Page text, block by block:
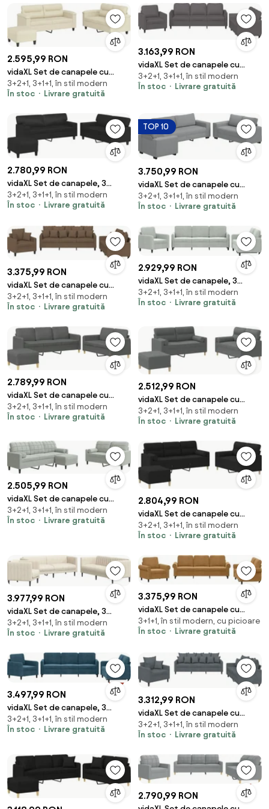
2.595,99 RON
vidaXL Set de canapele cu
perne, 3 piese, crem, piele
ecologică
3+2+1, 3+1+1, în stil modern
În stoc
Livrare gratuită
3.163,99 RON
vidaXL Set de canapele cu
perne, 3 piese, gri, piele
ecologică
3+2+1, 3+1+1, în stil modern
În stoc
Livrare gratuită
2.780,99 RON
vidaXL Set de canapele, 3
piese, negru, piele ecologică
3+2+1, 3+1+1, în stil modern
În stoc
Livrare gratuită
TOP 10
3.750,99 RON
vidaXL Set de canapele cu
perne, 3 piese, gri deschis,
textil
3+2+1, 3+1+1, în stil modern
În stoc
Livrare gratuită
3.375,99 RON
vidaXL Set de canapele cu
perne, 3 piese, maro, textil
3+2+1, 3+1+1, în stil modern
În stoc
Livrare gratuită
2.929,99 RON
vidaXL Set de canapele, 3
piese, gri deschis, catifea
3+2+1, 3+1+1, în stil modern
În stoc
Livrare gratuită
2.789,99 RON
vidaXL Set de canapele cu
perne, 3 piese, gri închis, textil
3+2+1, 3+1+1, în stil modern
În stoc
Livrare gratuită
2.512,99 RON
vidaXL Set de canapele cu
perne, 3 piese, gri închis, textil
3+2+1, 3+1+1, în stil modern
În stoc
Livrare gratuită
2.505,99 RON
vidaXL Set de canapele cu
perne, 3 piese, gri deschis,
catifea
3+2+1, 3+1+1, în stil modern
În stoc
Livrare gratuită
2.804,99 RON
vidaXL Set de canapele cu
perne, 3 piese, negru, textil
3+2+1, 3+1+1, în stil modern
În stoc
Livrare gratuită
3.977,99 RON
vidaXL Set de canapele, 3
piese, crem, material
3+2+1, 3+1+1, în stil modern
În stoc
Livrare gratuită
3.375,99 RON
vidaXL Set de canapele cu
perne, 3 piese, maro, catifea
3+1+1, în stil modern, cu picioare
În stoc
Livrare gratuită
3.497,99 RON
vidaXL Set de canapele, 3
piese, albastru, catifea
3+2+1, 3+1+1, în stil modern
În stoc
Livrare gratuită
3.312,99 RON
vidaXL Set de canapele cu
perne, 3 piese, gri închis,
catifea
3+2+1, 3+1+1, în stil modern
În stoc
Livrare gratuită
2.790,99 RON